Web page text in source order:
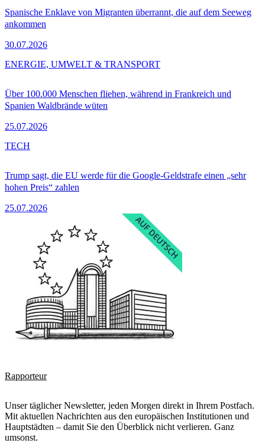
Spanische Enklave von Migranten überrannt, die auf dem Seeweg
ankommen
30.07.2026
Über 100.000 Menschen fliehen, während in Frankreich und
Spanien Waldbrände wüten
25.07.2026
ENERGIE, UMWELT & TRANSPORT
Trump sagt, die EU werde für die Google-Geldstrafe einen „sehr
hohen Preis“ zahlen
25.07.2026
TECH
Rapporteur
Unser täglicher Newsletter, jeden Morgen direkt in Ihrem Postfach.
Mit aktuellen Nachrichten aus den europäischen Institutionen und
Hauptstädten – damit Sie den Überblick nicht verlieren. Ganz
umsonst.